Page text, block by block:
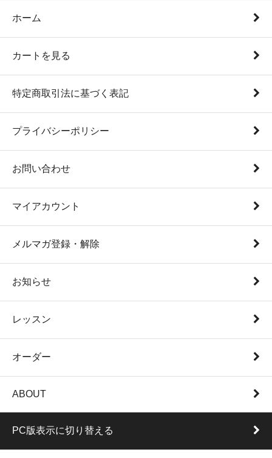
ホーム
カートを見る
特定商取引法に基づく表記
プライバシーポリシー
お問い合わせ
マイアカウント
メルマガ登録・解除
お知らせ
レッスン
オーダー
ABOUT
PC版表示に切り替える